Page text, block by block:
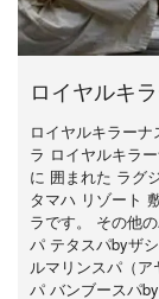
ロイヤルキ
ロイヤルキラー
ラ ロイヤルキラ
に 囲まれた ラグ
タマハ リゾート
ラです。 その他
パ テタスパbyザ
ルマリンスパ（
パ バンブースパ